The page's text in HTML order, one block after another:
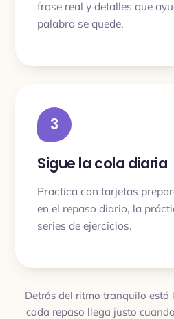
frase real y detalles que
palabra se quede.
3
Sigue la cola diaria
Practica con tarjetas
en el repaso diario, la
series de ejercicios.
Detrás del ritmo tranquilo está
cada repaso llega justo